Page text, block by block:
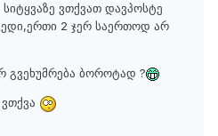
ვთქვათ დავპოსტე
2 ჯერ საერთოდ არ
გვეხუმრება ბოროტად ?